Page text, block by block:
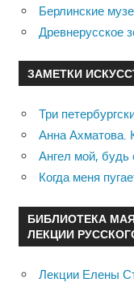
Берлинские
Древнерусское
ЗАМЕТКИ
Три
Анна Ахматова.
Ангел мой, будь
Когда меня
БИБЛИОТЕКА
ЛЕКЦИИ
Лекции Елены